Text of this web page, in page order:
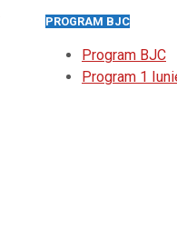
PROGRAM BJC
Program BJC
Program 1